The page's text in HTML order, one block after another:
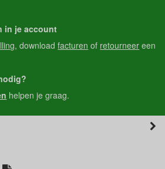
in je account
, downloadfacturen of retourneer een
helpen je graag.